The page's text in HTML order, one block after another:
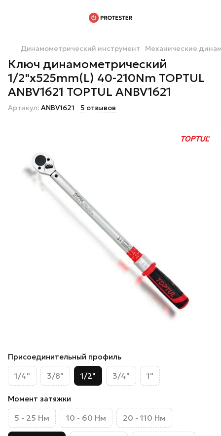
Динамометрический инструмент Механические
Ключ динамометрический
1/2"x525mm(L) 40-210Nm TOPTUL
ANBV1621 TOPTUL ANBV1621
Артикул: ANBV1621 5 отзывов
Присоединительный профиль
1/4" 3/8" 1/2" 3/4" 1"
Момент затяжки
5 - 25 Нм 10 - 60 Нм 20 - 110 Нм